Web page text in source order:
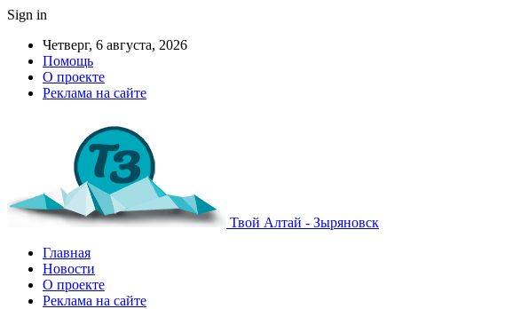
Sign in
Четверг, 6 августа, 2026
Помощь
О проекте
Реклама на сайте
Твой Алтай - Зыряновск
Главная
Новости
О проекте
Реклама на сайте